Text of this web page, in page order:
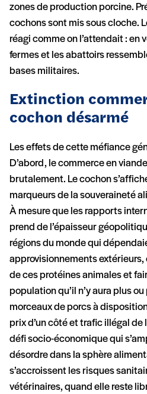
zones de production porcine.
cochons sont mis sous cloche.
réagi comme on l’attendait : en
fermes et les abattoirs
bases militaires.
Extinction
cochon désarmé
Les effets de cette méfiance
D’abord, le commerce en
brutalement. Le cochon
marqueurs de la souveraineté
À mesure que les rapports
prend de l’épaisseur
régions du monde qui
approvisionnements
de ces protéines animales et
population qu’il n’y aura plus
morceaux de porcs à
prix d’un côté et trafic illégal de
défi socio-économique qui
désordre dans la sphère
s’accroissent les risques
vétérinaires, quand elle reste